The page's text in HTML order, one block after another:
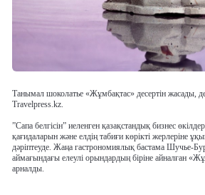
Танымал шоколатье «Жұмбақтас» десертін жасады,
Travelpress.kz.
”Сапа белгісін” иеленген қазақстандық бизнес
қағидаларын және елдің табиғи көрікті жерлеріне
дәріптеуде. Жаңа гастрономиялық бастама Шучье-
аймағындағы елеулі орындардың біріне айналған
арналды.